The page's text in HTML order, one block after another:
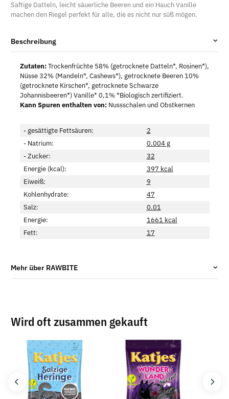
Saftige Datteln, leicht säuerliche Beeren und ein Hauch Vanille
machen den Riegel perfekt für alle, die es nicht nur süß mögen.
Beschreibung
Zutaten:Trockenfrüchte 58% (getrocknete Datteln*, Rosinen*),
Nüsse 32% (Mandeln*, Cashews*), getrocknete Beeren 10%
(getrocknete Kirschen*, getrocknete Schwarze
Johannisbeeren*) Vanille* 0,1% *Biologisch zertifiziert.
Kann Spuren enthalten von:Nussschalen und Obstkernen
- gesättigte Fettsäuren:
2
- Natrium:
0.004 g
- Zucker:
32
Energie (kcal):
397 kcal
Eiweiß:
9
Kohlenhydrate:
47
Salz:
0.01
Energie:
1661 kcal
Fett:
17
Mehr über RAWBITE
Wird oft zusammen gekauft